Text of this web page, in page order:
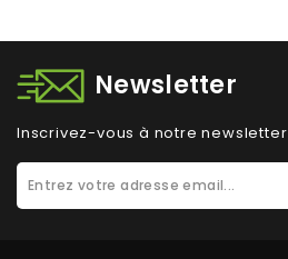
Newsletter
Inscrivez-vous à notre newsletter